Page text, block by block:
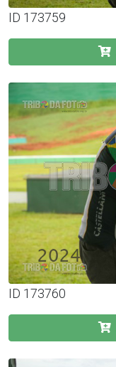
ID 173759
ID 173760